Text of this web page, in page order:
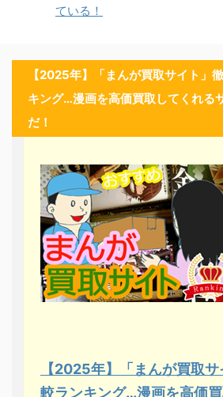
ている！
【2025年】「まんが買取サイト」
キング…漫画を高価買取してくれる
だ！
【2025年】「まんが買取
較ランキング…漫画を高価